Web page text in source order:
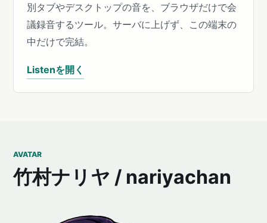
別タブやデスクトップの音を、ブラウザだけで会
議録音するツール。サーバに上げず、この端末の
中だけで完結。
Listenを開く
AVATAR
竹村ナリヤ / nariyachan